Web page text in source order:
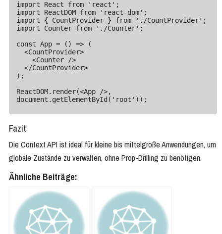
import React from 'react';
import ReactDOM from 'react-dom';
import { CountProvider } from './CountProvider';
import Counter from './Counter';
const App = () => (
);
ReactDOM.render(<App />,
document.getElementById('root'));
Fazit
Die Context API ist ideal für kleine bis mittelgroße Anwendungen, um
globale Zustände zu verwalten, ohne Prop-Drilling zu benötigen.
Ähnliche Beiträge: